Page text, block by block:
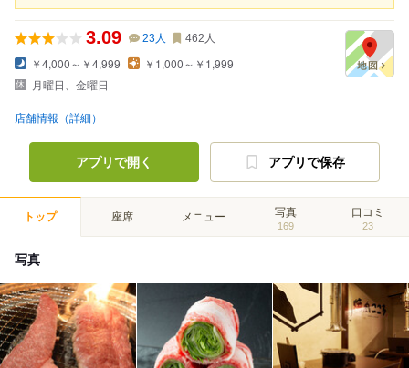
3.09 23人 462 人
￥4,000～￥4,999
￥1,000～￥1,999
月曜日、金曜日
店舗情報（詳細）
アプリで開く アプリで保存
トップ 座席 メニュー 写真
169
口コミ
23
写真